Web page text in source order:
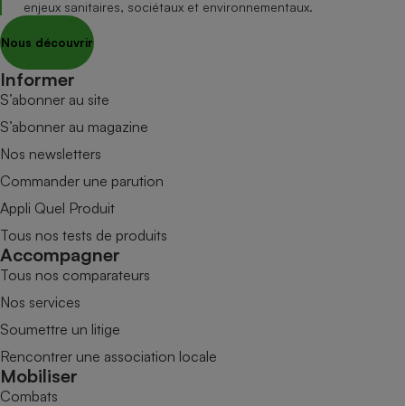
enjeux sanitaires, sociétaux et environnementaux.
Nous découvrir
Informer
S’abonner au site
S’abonner au magazine
Nos newsletters
Commander une parution
Appli Quel Produit
Tous nos tests de produits
Accompagner
Tous nos comparateurs
Nos services
Soumettre un litige
Rencontrer une association locale
Mobiliser
Combats